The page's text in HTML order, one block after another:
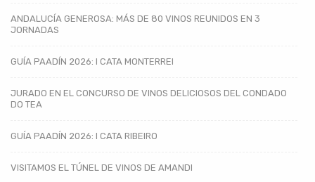
ANDALUCÍA GENEROSA: MÁS DE 80 VINOS REUNIDOS EN 3
JORNADAS
GUÍA PAADÍN 2026: I CATA MONTERREI
JURADO EN EL CONCURSO DE VINOS DELICIOSOS DEL CONDADO
DO TEA
GUÍA PAADÍN 2026: I CATA RIBEIRO
VISITAMOS EL TÚNEL DE VINOS DE AMANDI